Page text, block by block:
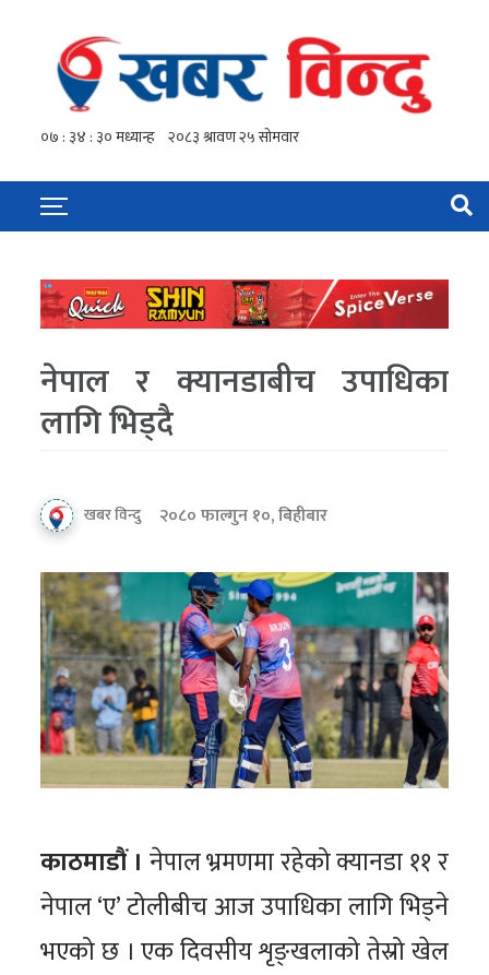
नेपाल र क्यानडाबीच उपाधिका
लागि भिड्दै
खबर विन्दु २०८० फाल्गुन १०, बिहीबार
काठमाडौं । नेपाल भ्रमणमा रहेको क्यानडा ११ र
नेपाल ‘ए’ टोलीबीच आज उपाधिका लागि भिड्ने
भएको छ । एक दिवसीय शृङ्खलाको तेस्रो खेल